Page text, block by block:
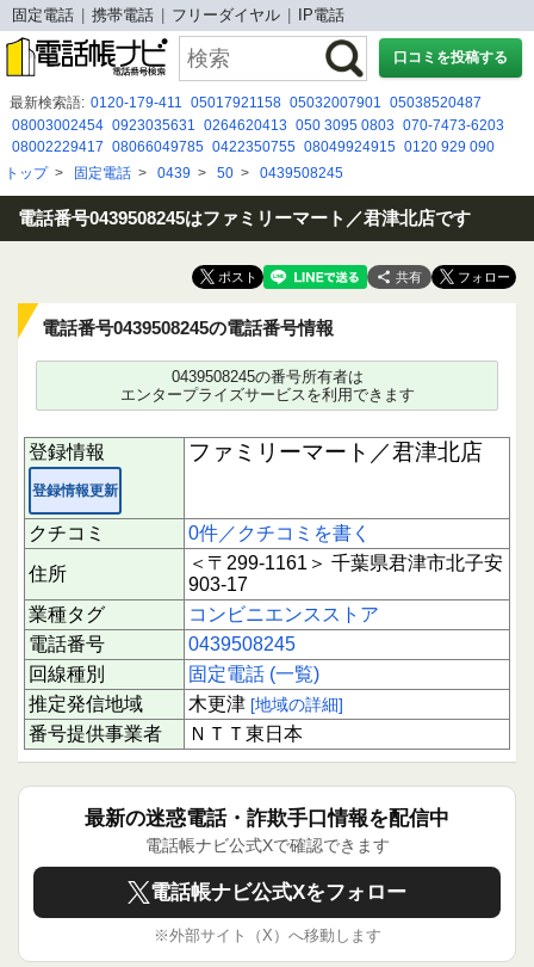
固定電話 携帯電話 フリーダイヤル IP電話
口コミを投稿する
最新検索語: 0120-179-411 05017921158 05032007901
05038520487
08003002454 0923035631 0264620413 050 3095 0803 070-7473-6203
08002229417 08066049785 0422350755 08049924915 0120 929 090
08035331235
05030917031 0120127026 080-3533-1235
08094139342 05068642021 09013981011 050-3091-7031 03-6696-6707
0963554571
トップ> 固定電話 > 0439 > 50 > 0439508245
電話番号0439508245はファミリーマート／君津北店です
共有
電話番号0439508245の電話番号情報
0439508245の番号所有者は
エンタープライズサービスを利用できます
登録情報
登録情報更新
ファミリーマート／君津北店
クチコミ
0件／クチコミを書く
住所
＜〒299-1161＞ 千葉県君津市北子安
903-17
業種タグ
コンビニエンスストア
電話番号
0439508245
回線種別
固定電話 (一覧)
推定発信地域
木更津 [地域の詳細]
番号提供事業者 ＮＴＴ東日本
最新の迷惑電話・詐欺手口情報を配信中
電話帳ナビ公式Xで確認できます
電話帳ナビ公式Xをフォロー
※外部サイト（X）へ移動します